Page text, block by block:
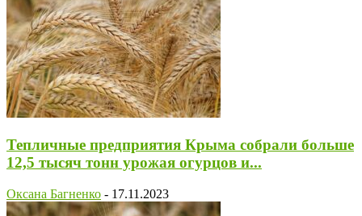
Тепличные предприятия Крыма собрали больше
12,5 тысяч тонн урожая огурцов и...
Оксана Багненко - 17.11.2023